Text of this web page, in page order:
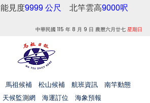
能見度9999 公尺 北竿雲高9000呎
中華民國 115 年 8 月 9 日 農曆六月廿七 星期日
馬祖候補 松山候補 航班資訊
南竿動態
天候監測網 海運訂位 海象預報